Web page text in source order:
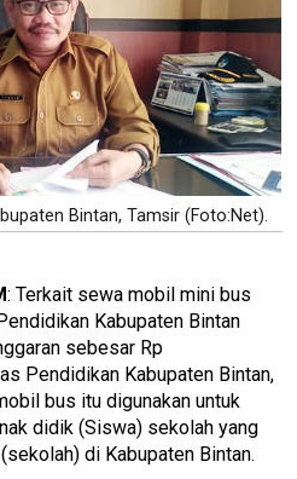
Bintan, Tamsir (Foto:Net).
: Terkait sewa mobil mini bus
Kabupaten Bintan
sebesar Rp
Pendidikan Kabupaten Bintan,
bus itu digunakan untuk
didik (Siswa) sekolah yang
di Kabupaten Bintan.